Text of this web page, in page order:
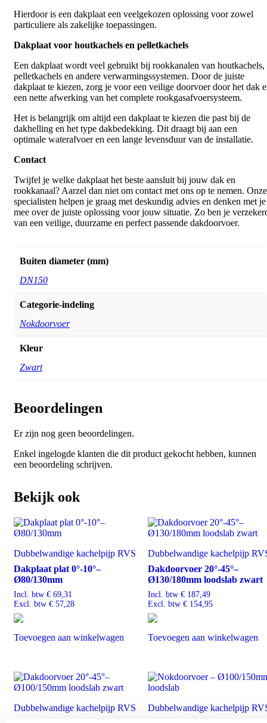
Hierdoor is een dakplaat een veelgekozen oplossing voor zowel
particuliere als zakelijke toepassingen.
Dakplaat voor houtkachels en pelletkachels
Een dakplaat wordt veel gebruikt bij rookkanalen van houtkachels,
pelletkachels en andere verwarmingssystemen. Door de juiste
dakplaat te kiezen, zorg je voor een veilige doorvoer door het dak
een nette afwerking van het complete rookgasafvoersysteem.
Het is belangrijk om altijd een dakplaat te kiezen die past bij de
dakhelling en het type dakbedekking. Dit draagt bij aan een
optimale waterafvoer en een lange levensduur van de installatie.
Contact
Twijfel je welke dakplaat het beste aansluit bij jouw dak en
rookkanaal? Aarzel dan niet om contact met ons op te nemen. Onze
specialisten helpen je graag met deskundig advies en denken met je
mee over de juiste oplossing voor jouw situatie. Zo ben je
van een veilige, duurzame en perfect passende dakdoorvoer.
Buiten diameter (mm)
DN150
Categorie-indeling
Nokdoorvoer
Kleur
Zwart
Beoordelingen
Er zijn nog geen beoordelingen.
Enkel ingelogde klanten die dit product gekocht hebben, kunnen
een beoordeling schrijven.
Bekijk ook
Dubbelwandige kachelpijp RVS
Dakplaat plat 0°-10°–
Ø80/130mm
Incl. btw € 69,31
Excl. btw € 57,28
Toevoegen aan winkelwagen
Dubbelwandige kachelpijp
Dakdoorvoer 20°-45°–
Ø130/180mm loodslab zwart
Incl. btw €187,49
Excl. btw €154,95
Toevoegen aan winkelwagen
Dubbelwandige kachelpijp RVS
Dubbelwandige kachelpijp